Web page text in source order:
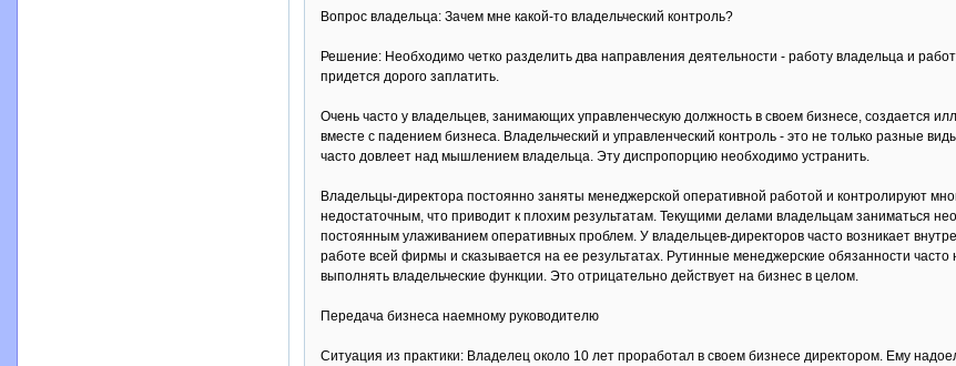
Вопрос владельца: Зачем мне какой-то владельческий контроль?
Решение: Необходимо четко разделить два направления деятельности - работу владельца и
придется дорого заплатить.
Очень часто у владельцев, занимающих управленческую должность в своем бизнесе, создается
вместе с падением бизнеса. Владельческий и управленческий контроль - это не только разные
часто довлеет над мышлением владельца. Эту диспропорцию необходимо устранить.
Владельцы-директора постоянно заняты менеджерской оперативной работой и контролируют
недостаточным, что приводит к плохим результатам. Текущими делами владельцам заниматься
постоянным улаживанием оперативных проблем. У владельцев-директоров часто возникает
работе всей фирмы и сказывается на ее результатах. Рутинные менеджерские обязанности
выполнять владельческие функции. Это отрицательно действует на бизнес в целом.
Передача бизнеса наемному руководителю
Ситуация из практики: Владелец около 10 лет проработал в своем бизнесе директором. Ему